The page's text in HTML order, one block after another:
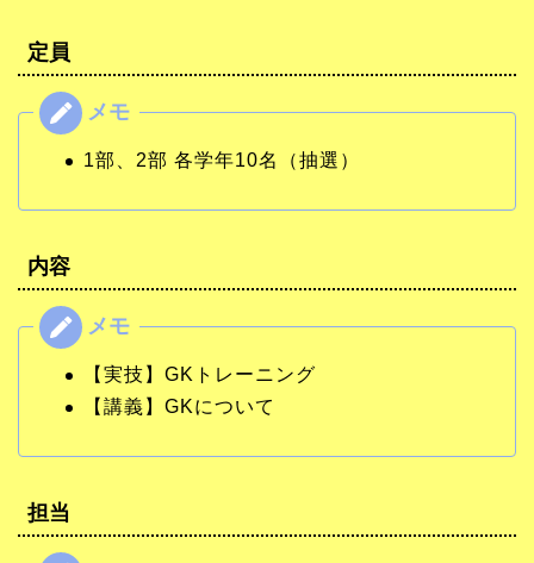
定員
1部、2部 各学年10名（抽選）
内容
【実技】GKトレーニング
【講義】GKについて
担当